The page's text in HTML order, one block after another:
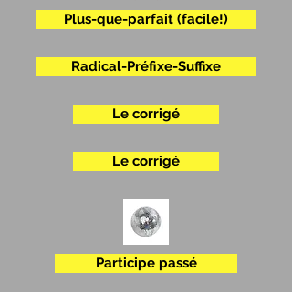
Plus-que-parfait (facile!)
Radical-Préfixe-Suffixe
Le corrigé
Le corrigé
Participe passé